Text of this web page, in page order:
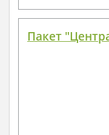
Пакет